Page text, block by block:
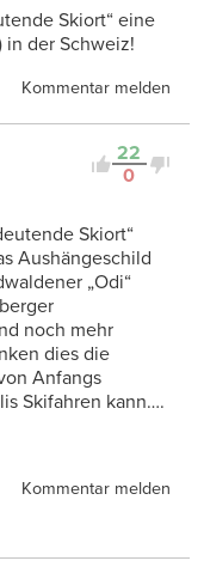
Skiort“ eine
in der Schweiz!
Kommentar melden
22
0
Skiort“
Aushängeschild
„Odi“
noch mehr
dies die
Anfangs
Skifahren kann….
Kommentar melden